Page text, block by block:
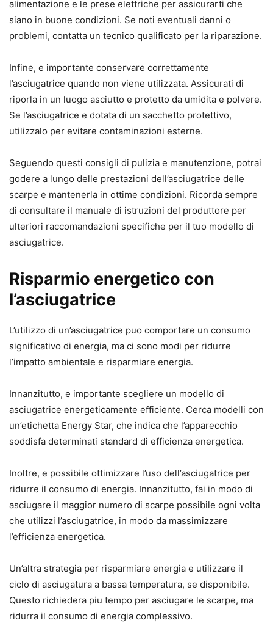
alimentazione e le prese elettriche per assicurarti che
siano in buone condizioni. Se noti eventuali danni o
problemi, contatta un tecnico qualificato per la riparazione.
Infine, e importante conservare correttamente
l’asciugatrice quando non viene utilizzata. Assicurati di
riporla in un luogo asciutto e protetto da umidita e polvere.
Se l’asciugatrice e dotata di un sacchetto protettivo,
utilizzalo per evitare contaminazioni esterne.
Seguendo questi consigli di pulizia e manutenzione, potrai
godere a lungo delle prestazioni dell’asciugatrice delle
scarpe e mantenerla in ottime condizioni. Ricorda sempre
di consultare il manuale di istruzioni del produttore per
ulteriori raccomandazioni specifiche per il tuo modello di
asciugatrice.
Risparmio energetico con
l’asciugatrice
L’utilizzo di un’asciugatrice puo comportare un consumo
significativo di energia, ma ci sono modi per ridurre
l’impatto ambientale e risparmiare energia.
Innanzitutto, e importante scegliere un modello di
asciugatrice energeticamente efficiente. Cerca modelli con
un’etichetta Energy Star, che indica che l’apparecchio
soddisfa determinati standard di efficienza energetica.
Inoltre, e possibile ottimizzare l’uso dell’asciugatrice per
ridurre il consumo di energia. Innanzitutto, fai in modo di
asciugare il maggior numero di scarpe possibile ogni volta
che utilizzi l’asciugatrice, in modo da massimizzare
l’efficienza energetica.
Un’altra strategia per risparmiare energia e utilizzare il
ciclo di asciugatura a bassa temperatura, se disponibile.
Questo richiedera piu tempo per asciugare le scarpe, ma
ridurra il consumo di energia complessivo.